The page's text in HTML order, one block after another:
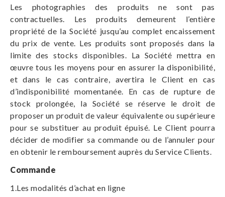
Les photographies des produits ne sont pas
contractuelles. Les produits demeurent l’entière
propriété de la Société jusqu’au complet encaissement
du prix de vente. Les produits sont proposés dans la
limite des stocks disponibles. La Société mettra en
œuvre tous les moyens pour en assurer la disponibilité,
et dans le cas contraire, avertira le Client en cas
d’indisponibilité momentanée. En cas de rupture de
stock prolongée, la Société se réserve le droit de
proposer un produit de valeur équivalente ou supérieure
pour se substituer au produit épuisé. Le Client pourra
décider de modifier sa commande ou de l’annuler pour
en obtenir le remboursement auprès du Service Clients.
Commande
1.Les modalités d’achat en ligne